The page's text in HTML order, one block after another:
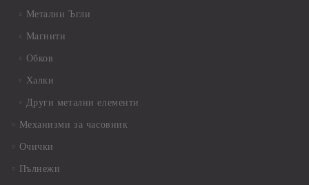
Метални Ъгли
Магнити
Обков
Халки
Други метални елементи
Механизми за часовник
Очички
Пълнежи